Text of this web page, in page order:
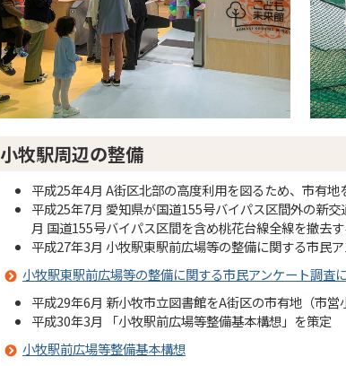
小牧駅周辺の整備
平成25年4月 A街区北部の高度利用を図るため、市有
平成25年7月 愛知県が国道155号バイパス区間外の新
月 国道155号バイパス区間を含め桃花台線全線を撤去す
平成27年3月 小牧駅東駅前広場等の整備に関する市民
小牧駅東駅前広場等の整備に関する市民アンケート調査
平成29年6月 新小牧市立図書館をA街区の市有地（市
平成30年3月 「小牧駅前広場等整備基本構想」を策定
小牧駅前広場等整備基本構想